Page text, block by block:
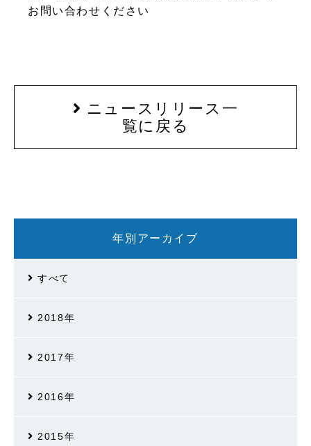
お問い合わせください
ニュースリリース一
覧に戻る
年別アーカイブ
すべて
2018年
2017年
2016年
2015年